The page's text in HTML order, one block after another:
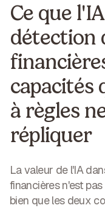
Ce que
détection
capacités
à règles
répliquer
La valeur de l'IA
financières n'est
bien que les deux